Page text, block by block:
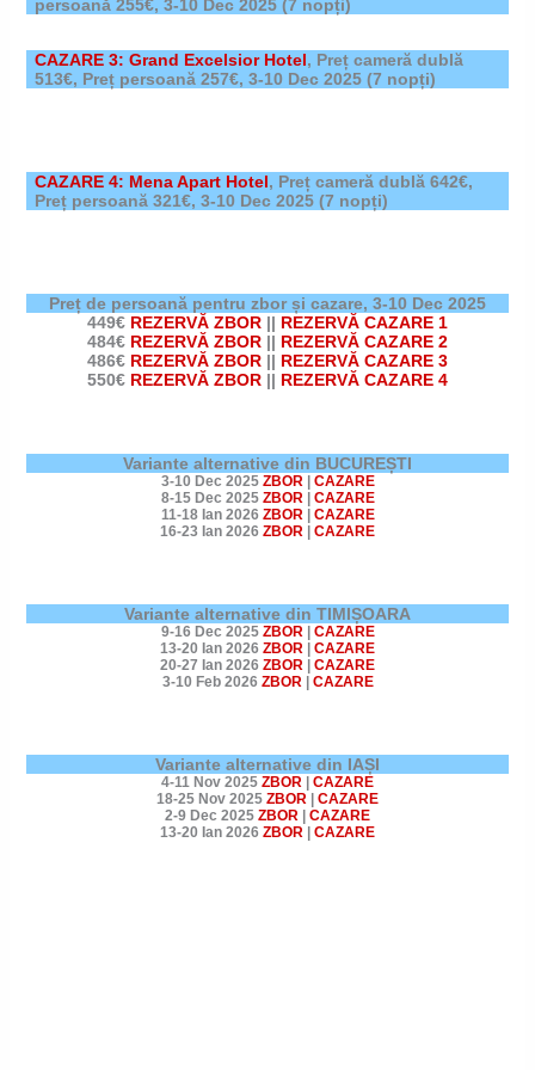
persoană 255€, 3-10 Dec 2025(7 nopți)
CAZARE 3: Grand Excelsior Hotel, Preț cameră dublă
513€, Preț persoană 257€, 3-10 Dec 2025(7 nopți)
CAZARE 4: Mena Apart Hotel, Preț cameră dublă 642€,
Preț persoană 321€, 3-10 Dec 2025(7 nopți)
Preț de persoană pentru zbor și cazare, 3-10 Dec 2025
449€ REZERVĂ ZBOR || REZERVĂ CAZARE 1
484€ REZERVĂ ZBOR || REZERVĂ CAZARE 2
486€ REZERVĂ ZBOR || REZERVĂ CAZARE 3
550€ REZERVĂ ZBOR || REZERVĂ CAZARE 4
Variante alternative din BUCUREȘTI
3-10 Dec 2025 ZBOR | CAZARE
8-15 Dec 2025 ZBOR | CAZARE
11-18 Ian 2026 ZBOR | CAZARE
16-23 Ian 2026 ZBOR | CAZARE
Variante alternative din TIMIȘOARA
9-16 Dec 2025 ZBOR| CAZARE
13-20 Ian 2026 ZBOR | CAZARE
20-27 Ian 2026 ZBOR | CAZARE
3-10 Feb 2026 ZBOR| CAZARE
Variante alternative din IAȘI
4-11 Nov 2025 ZBOR | CAZARE
18-25 Nov 2025 ZBOR | CAZARE
2-9 Dec 2025 ZBOR | CAZARE
13-20 Ian 2026 ZBOR | CAZARE